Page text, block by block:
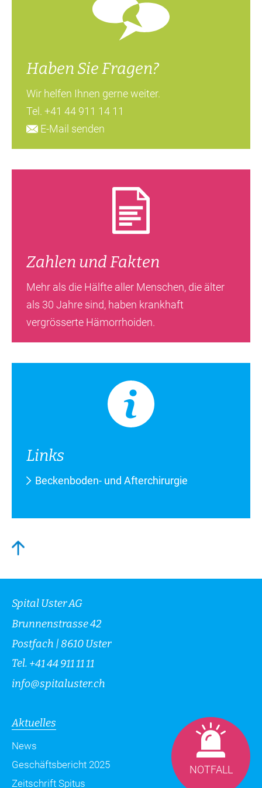
Haben Sie Fragen?
Wir helfen Ihnen gerne weiter.
Tel. +41 44 911 14 11
E-Mail senden
Zahlen und Fakten
Mehr als die Hälfte aller Menschen, die älter
als 30 Jahre sind, haben krankhaft
vergrösserte Hämorrhoiden.
Links
Beckenboden- und Afterchirurgie
NOTFALL
Spital Uster AG
Brunnenstrasse 42
Postfach | 8610 Uster
Tel. +41 44 911 11 11
info@spitaluster.ch
Aktuelles
News
Geschäftsbericht 2025
Zeitschrift Spitus